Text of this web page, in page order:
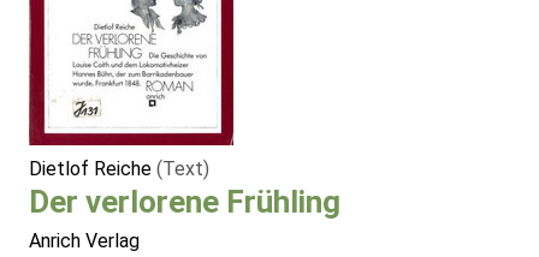
Dietlof Reiche (Text)
Der verlorene Frühling
Anrich Verlag